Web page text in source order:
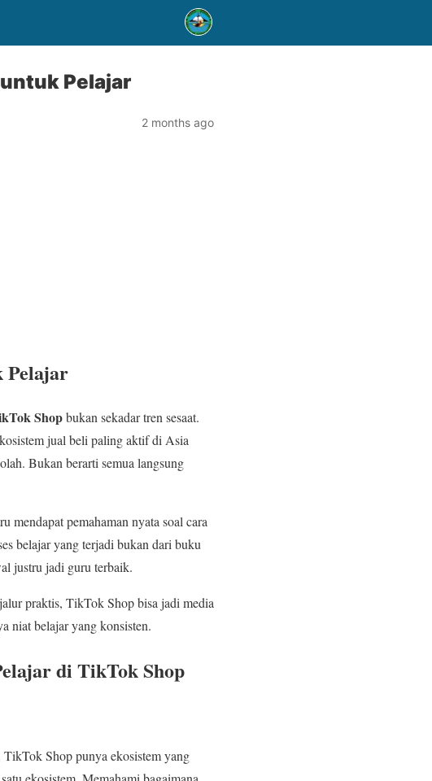
Pelajar
2 months ago
Pelajar
Shopbukan sekadar tren sesaat.
jual beli paling aktif di Asia
Bukan berarti semua langsung
pemahaman nyata soal cara
belajar yang terjadi bukan dari buku
justru jadi guru terbaik.
praktis, TikTok Shop bisa jadi media
niat belajar yang konsisten.
di TikTok Shop
Shop punya ekosistem yang